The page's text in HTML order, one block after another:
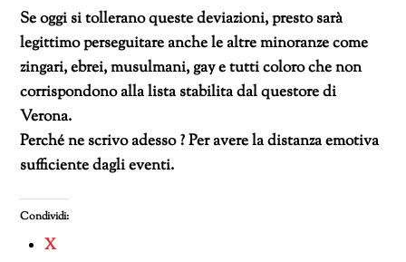
Se oggi si tollerano queste deviazioni, presto sarà
legittimo perseguitare anche le altre minoranze come
zingari, ebrei, musulmani, gay e tutti coloro che non
corrispondono alla lista stabilita dal questore di
Verona.
Perché ne scrivo adesso ? Per avere la distanza emotiva
sufficiente dagli eventi.
Condividi:
X